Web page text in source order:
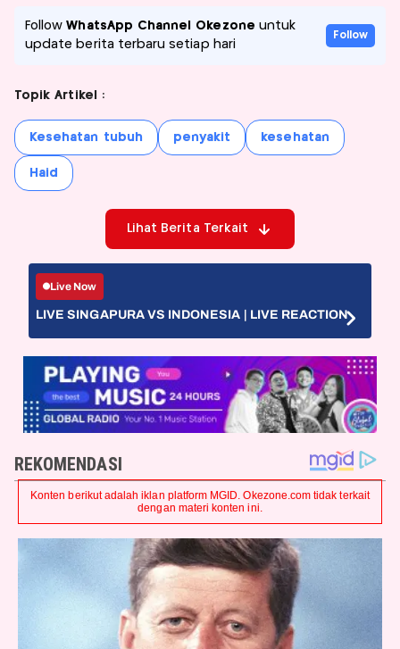
FollowWhatsApp Channel Okezone untuk
update berita terbaru setiap hari
Follow
Topik Artikel :
Kesehatan tubuh penyakit kesehatan
Haid
Lihat Berita Terkait
Live Now
LIVE SINGAPURA VS INDONESIA | LIVE REACTION